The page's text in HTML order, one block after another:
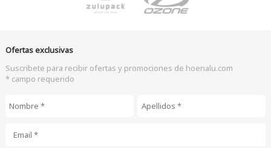
Ofertas exclusivas
Suscribete para recibir ofertas y promociones de hoenalu.com
* campo requerido